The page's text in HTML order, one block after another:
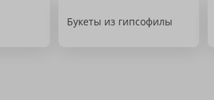
Букеты из гипсофилы